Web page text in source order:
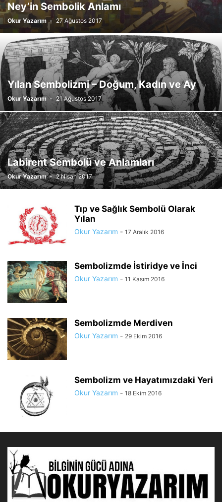
Ney’in Sembolik Anlamı
Okur Yazarım - 27 Ağustos 2017
Yılan Sembolizmi – Doğum, Kadın ve Ay
Okur Yazarım - 21 Ağustos 2017
Labirent Sembolü ve Anlamları
Okur Yazarım - 2 Nisan 2017
Tıp ve Sağlık Sembolü Olarak
Yılan
Okur Yazarım - 17 Aralık 2016
Sembolizmde İstiridye ve İnci
Okur Yazarım - 11 Kasım 2016
Sembolizmde Merdiven
Okur Yazarım - 29 Ekim 2016
Sembolizm ve Hayatımızdaki Yeri
Okur Yazarım - 18 Ekim 2016